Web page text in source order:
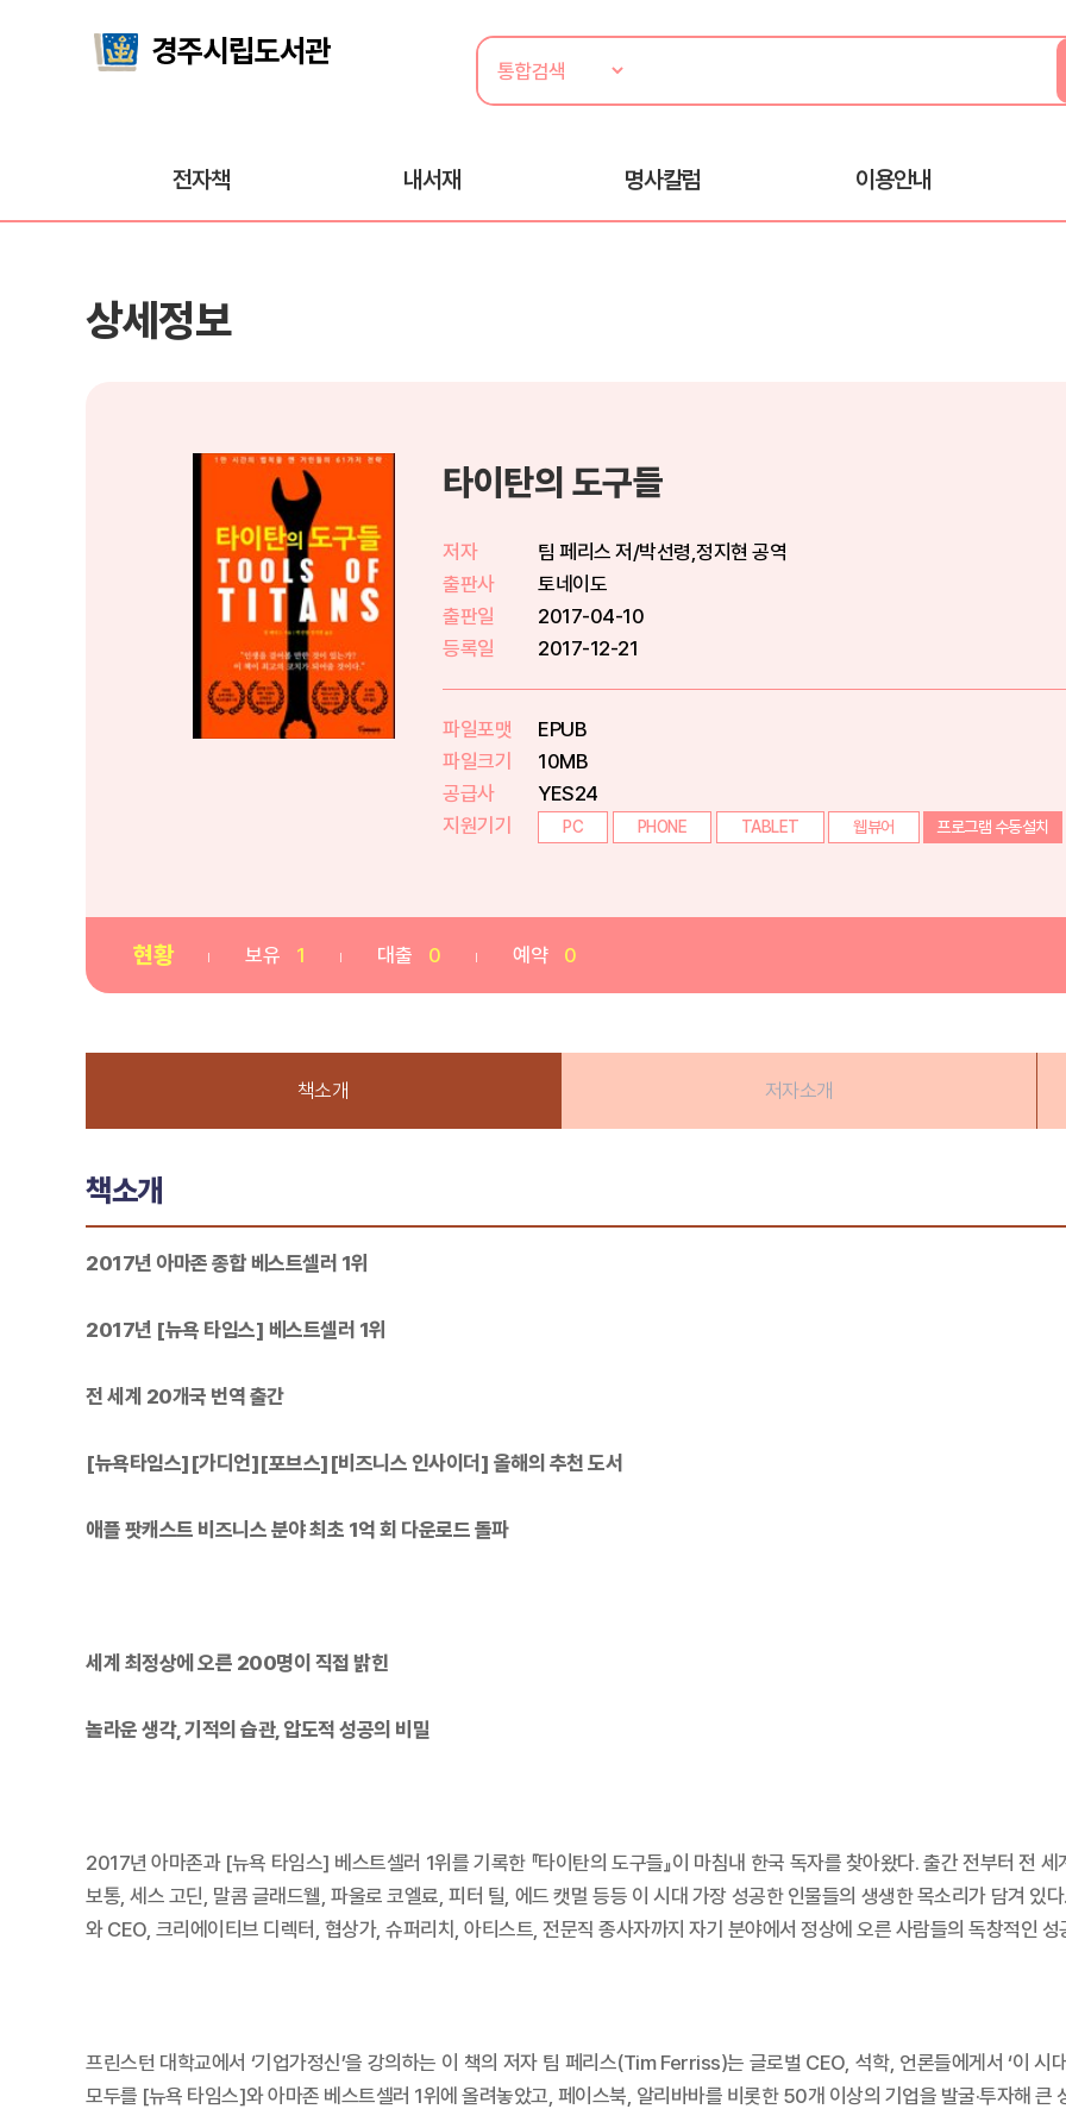
전자책 내서재 명사칼럼 이용안내
상세정보
타이탄의 도구들
저자
팀 페리스 저/박선령,정지현 공역
출판사
토네이도
출판일
2017-04-10
등록일
2017-12-21
파일포맷
EPUB
파일크기
10MB
공급사
YES24
지원기기
PC PHONE TABLET 웹뷰어 프로그램 수동설치
현황 보유 1 대출 0 예약 0
책소개 저자소개
책소개
2017년 아마존 종합 베스트셀러 1위
2017년 [뉴욕 타임스] 베스트셀러 1위
전 세계 20개국 번역 출간
[뉴욕타임스][가디언][포브스][비즈니스 인사이더] 올해의 추천 도서
애플 팟캐스트 비즈니스 분야 최초 1억 회 다운로드 돌파
세계 최정상에 오른 200명이 직접 밝힌
놀라운 생각, 기적의 습관, 압도적 성공의 비밀
2017년 아마존과 [뉴욕 타임스] 베스트셀러 1위를 기록한 『타이탄의 도구들』이 마침내 한국 독자를 찾아왔다. 출간 전부터 전
보통, 세스 고딘, 말콤 글래드웰, 파울로 코엘료, 피터 틸, 에드 캣멀 등등 이 시대 가장 성공한 인물들의 생생한 목소리가 담겨 있
와 CEO, 크리에이티브 디렉터, 협상가, 슈퍼리치, 아티스트, 전문직 종사자까지 자기 분야에서 정상에 오른 사람들의 독창적인
프린스턴 대학교에서 ‘기업가정신’을 강의하는 이 책의 저자 팀 페리스(Tim Ferriss)는 글로벌 CEO, 석학, 언론들에게서 ‘이 시
모두를 [뉴욕 타임스]와 아마존 베스트셀러 1위에 올려놓았고, 페이스북, 알리바바를 비롯한 50개 이상의 기업을 발굴·투자해 큰